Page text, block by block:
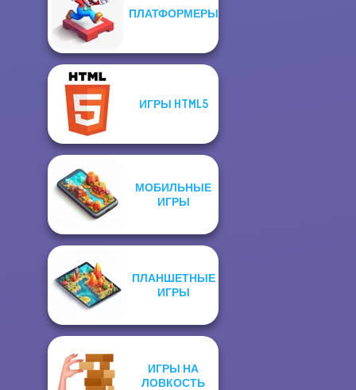
Word Stickers!
Ski Jump
ПЛАТФОРМЕРЫ
ИГРЫ HTML5
МОБИЛЬНЫЕ
ИГРЫ
ПЛАНШЕТНЫЕ
ИГРЫ
ИГРЫ НА
ЛОВКОСТЬ